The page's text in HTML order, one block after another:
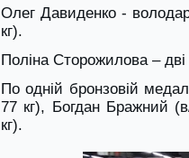
Олег Давиденко - володар
кг).
Поліна Сторожилова – дві
По одній бронзовій
77 кг), Богдан Бражний
кг).